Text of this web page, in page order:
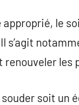
le
s’agit
les
soit